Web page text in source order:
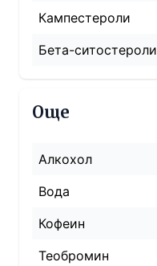
Кампестероли
Бета-ситостероли
Още
Алкохол
Вода
Кофеин
Теобромин